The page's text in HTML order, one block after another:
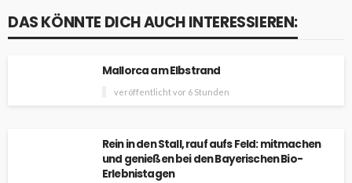
DAS KÖNNTE DICH AUCH INTERESSIEREN:
Mallorca am Elbstrand
veröffentlicht vor 6 Stunden
Rein in den Stall, rauf aufs Feld: mitmachen
und genießen bei den Bayerischen Bio-
Erlebnistagen